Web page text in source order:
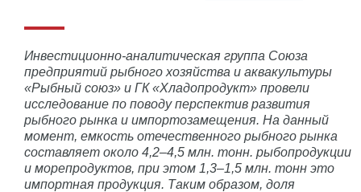
Инвестиционно-аналитическая группа Союза
предприятий рыбного хозяйства и аквакультуры
«Рыбный союз» и ГК «Хладопродукт» провели
исследование по поводу перспектив развития
рыбного рынка и импортозамещения. На данный
момент, емкость отечественного рыбного рынка
составляет около 4,2–4,5 млн. тонн. рыбопродукции
и морепродуктов, при этом 1,3–1,5 млн. тонн это
импортная продукция. Таким образом, доля